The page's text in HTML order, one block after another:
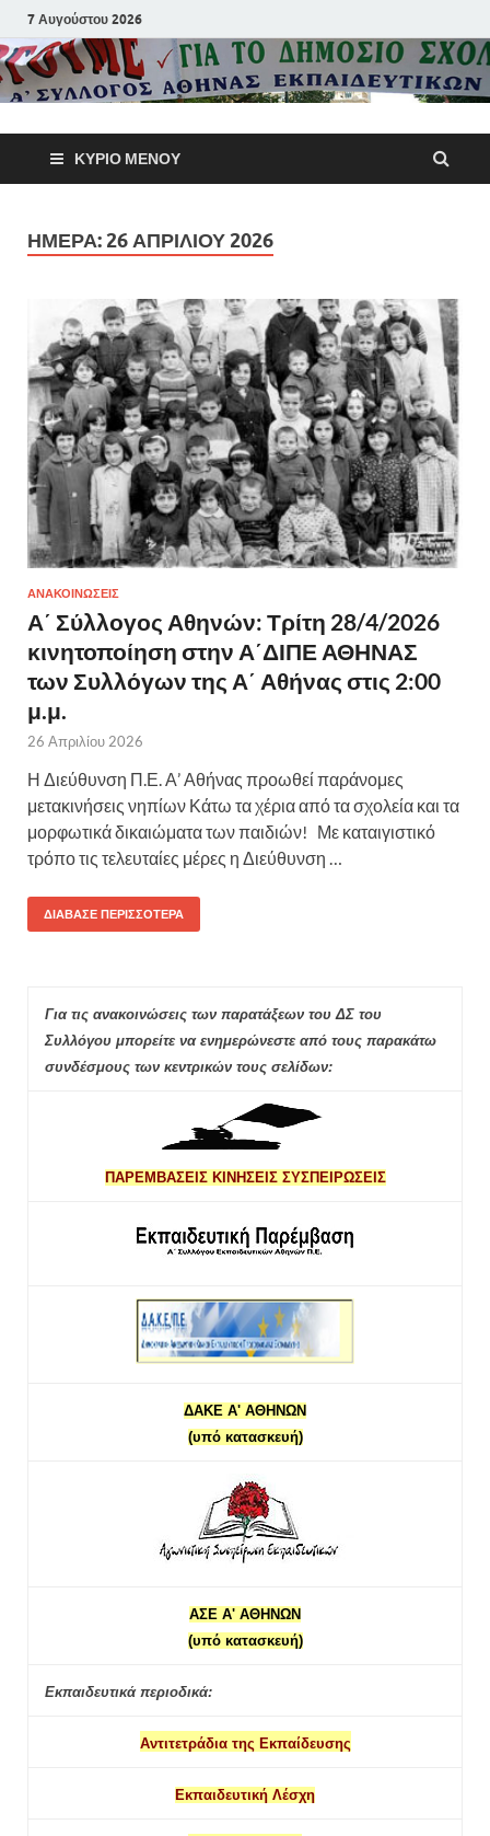
7 Αυγούστου 2026
Α΄
Αθηνών
Π.Ε.
ΚΎΡΙΟ ΜΕΝΟΎ
ΗΜΈΡΑ:26 ΑΠΡΙΛΊΟΥ 2026
ΑΝΑΚΟΙΝΩΣΕΙΣ
Α΄ Σύλλογος Αθηνών: Τρίτη 28/4/2026
κινητοποίηση στην Α΄ΔΙΠΕ ΑΘΗΝΑΣ
των Συλλόγων της Α΄ Αθήνας στις 2:00
μ.μ.
26 Απριλίου 2026
Η Διεύθυνση Π.Ε. Α’ Αθήνας προωθεί παράνομες
μετακινήσεις νηπίων Κάτω τα χέρια από τα σχολεία και τα
μορφωτικά δικαιώματα των παιδιών! Με καταιγιστικό
τρόπο τις τελευταίες μέρες η Διεύθυνση …
ΔΙΆΒΑΣΕ ΠΕΡΙΣΣΌΤΕΡΑ
Για τις ανακοινώσεις των παρατάξεων του ΔΣ του
Συλλόγου μπορείτε να ενημερώνεστε από τους παρακάτω
συνδέσμους των κεντρικών τους σελίδων:
ΠΑΡΕΜΒΑΣΕΙΣ ΚΙΝΗΣΕΙΣ ΣΥΣΠΕΙΡΩΣΕΙΣ
ΔΑΚΕ Α' ΑΘΗΝΩΝ
(υπό κατασκευή)
ΑΣΕ Α' ΑΘΗΝΩΝ
(υπό κατασκευή)
Εκπαιδευτικά περιοδικά:
Αντιτετράδια της Εκπαίδευσης
Εκπαιδευτική Λέσχη